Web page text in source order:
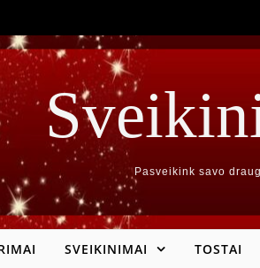
Pasveikink savo
SVEIKINIMAI TOSTAI